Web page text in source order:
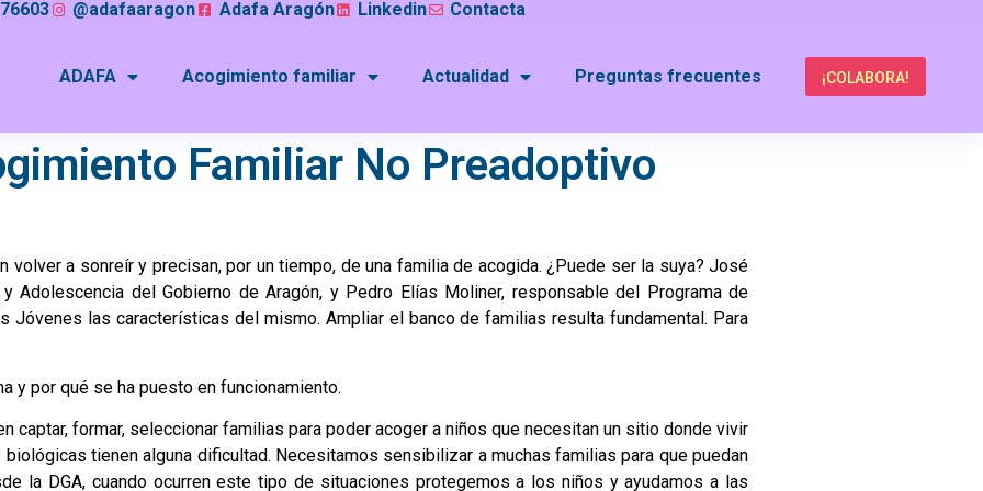
@adafaaragon Adafa Aragón Linkedin Contacta
ADAFA Acogimiento familiar Actualidad Preguntas frecuentes ¡COLABORA!
Familiar No Preadoptivo
volver a sonreír y precisan, por un tiempo, de una familia de acogida. ¿Puede ser la suya? José
Adolescencia del Gobierno de Aragón, y Pedro Elías Moliner, responsable del Programa de
Jóvenes las características del mismo. Ampliar el banco de familias resulta fundamental. Para
y por qué se ha puesto en funcionamiento.
captar, formar, seleccionar familias para poder acoger a niños que necesitan un sitio donde vivir
tienen alguna dificultad. Necesitamos sensibilizar a muchas familias para que puedan
la DGA, cuando ocurren este tipo de situaciones protegemos a los niños y ayudamos a las